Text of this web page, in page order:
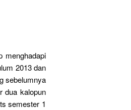
2013 dan
sebelumnya
dua kalopun
semester 1